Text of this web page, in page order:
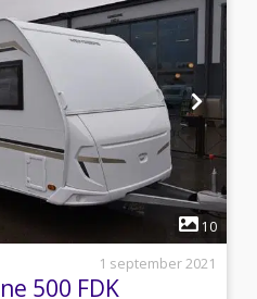
10
1 september 2021
500 FDK